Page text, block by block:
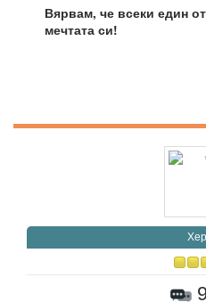
Вярвам, че всеки един
мечтата си!